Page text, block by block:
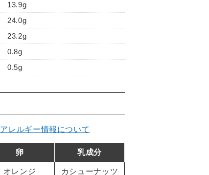
13.9g
24.0g
23.2g
0.8g
0.5g
アレルギー情報について
卵 乳成分
オレンジ カシューナッツ